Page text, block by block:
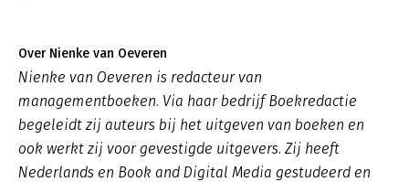
Over Nienke van Oeveren
Nienke van Oeveren is redacteur van
managementboeken. Via haar bedrijf Boekredactie
begeleidt zij auteurs bij het uitgeven van boeken en
ook werkt zij voor gevestigde uitgevers. Zij heeft
Nederlands en Book and Digital Media gestudeerd en